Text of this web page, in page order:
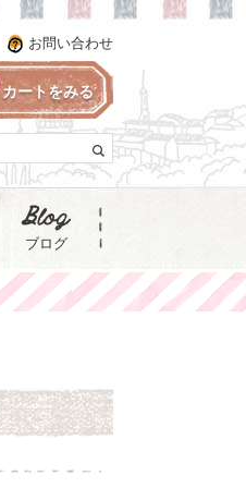
ブログ
お問い合わせ
カートをみる